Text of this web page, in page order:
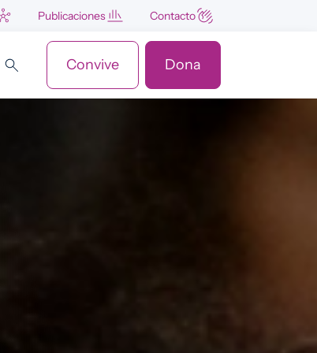
Publicaciones Contacto
Convive Dona